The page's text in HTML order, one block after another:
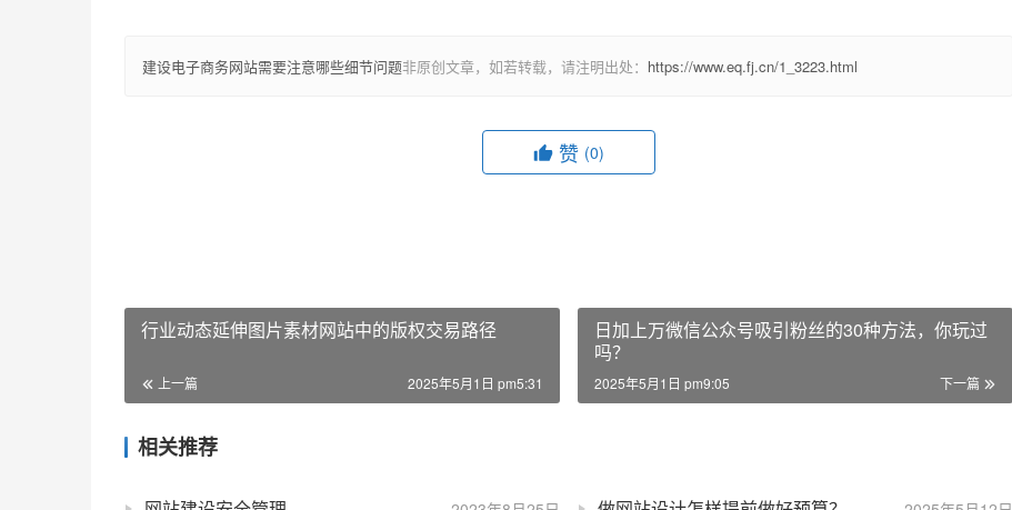
建设电子商务网站需要注意哪些细节问题非原创文章，如若转载，请注明出处： https://www.eq.fj.cn/1_3223.html
赞 (0)
行业动态延伸图片素材网站中的版权交易路径
上一篇 2025年5月1日 pm5:31
日加上万微信公众号吸引粉丝的30种方法，你玩过
吗？
下一篇
2025年5月1日 pm9:05
相关推荐